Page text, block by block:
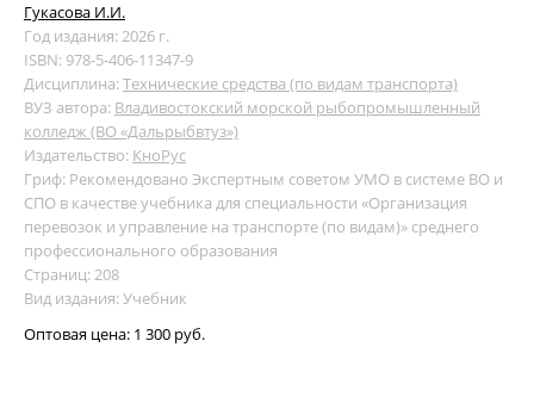
Гукасова И.И.
Год издания: 2026 г.
ISBN: 978-5-406-11347-9
Дисциплина:Технические средства (по видам транспорта)
ВУЗ автора: Владивостокский морской рыбопромышленный
колледж (ВО «Дальрыбвтуз»)
Издательство: КноРус
Гриф: Рекомендовано Экспертным советом УМО в системе ВО и
СПО в качестве учебника для специальности «Организация
перевозок и управление на транспорте (по видам)» среднего
профессионального образования
Страниц: 208
Вид издания: Учебник
Оптовая цена: 1 300 руб.